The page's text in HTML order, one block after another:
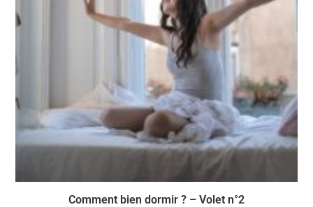
Comment bien dormir ? – Volet n°2